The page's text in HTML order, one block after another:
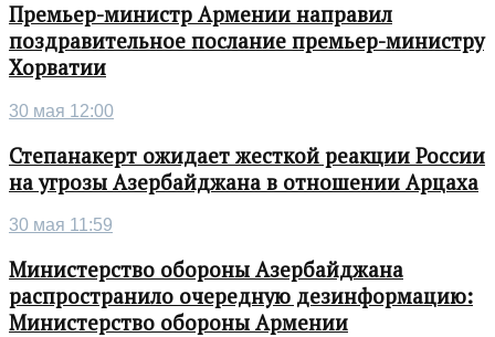
Премьер-министр Армении направил
поздравительное послание премьер-министру
Хорватии
30 мая 12:00
Степанакерт ожидает жесткой реакции России
на угрозы Азербайджана в отношении Арцаха
30 мая 11:59
Министерство обороны Азербайджана
распространило очередную дезинформацию:
Министерство обороны Армении